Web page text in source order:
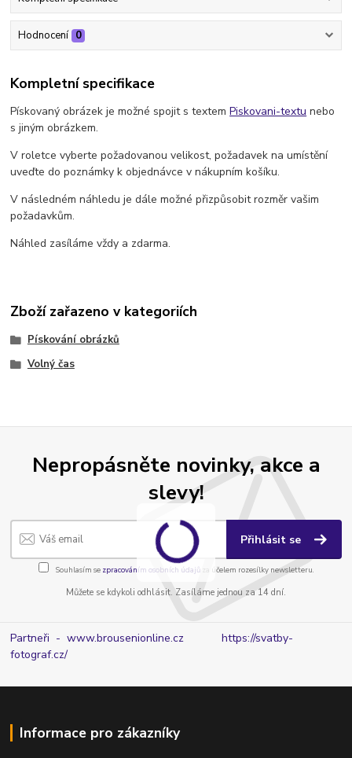
Hodnocení 0
Kompletní specifikace
Pískovaný obrázek je možné spojit s textemPiskovani-textu nebo
s jiným obrázkem.
V roletce vyberte požadovanou velikost, požadavek na umístění
uveďte do poznámky k objednávce v nákupním košíku.
V následném náhledu je dále možné přizpůsobit rozměr vašim
požadavkům.
Náhled zasíláme vždy a zdarma.
Zboží zařazeno v kategoriích
Pískování obrázků
Volný čas
Nepropásněte novinky, akce a
slevy!
Přihlásit se
Souhlasím se zpracováním osobních údajůza účelem rozesílky newsletteru.
Můžete se kdykoli odhlásit. Zasíláme jednou za 14 dní.
Partneři - www.brousenionline.czhttps://svatby-
fotograf.cz/
Informace pro zákazníky